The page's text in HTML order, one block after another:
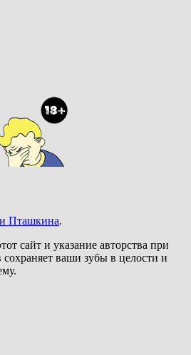
Пташкина.
сайт и указание авторства при
ваши зубы в целости и